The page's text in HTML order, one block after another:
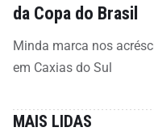
da Copa do Brasil
Minda marca nos
em Caxias do Sul
MAIS LIDAS